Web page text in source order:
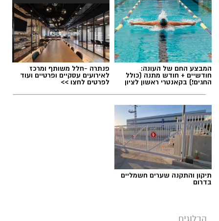
הלב שלנו אולי נשבר לפעמים, אבל אנחנו לא
חייבים להישבר יחד איתו.
מערכת האתר / 09:04 23.07.26
תגים:טד
המבצע החם של העונה:
חודשיים + חודש מתנה (כולל
החגים!) בקאנטרי ראשון לציון
פנתרה -חלל משותף ומרכז
לאירועים עסקיים ופרטיים ועוד
לפרטים לחצו >>
תיקון והתקנה שערים חשמליים
בדרום
הבלוגים